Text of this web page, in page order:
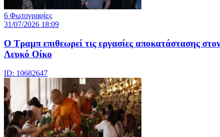
6 Φωτογραφίες
31/07/2026 18:09
Ο Τραμπ επιθεωρεί τις εργασίες αποκατάστασης στον
Λευκό Οίκο
ID: 10682647